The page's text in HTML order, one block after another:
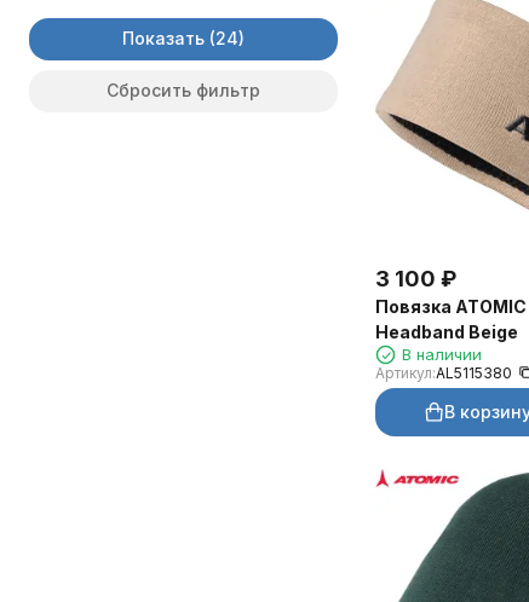
3 100 ₽
Повязка
Headband Beige
В наличии
Артикул:AL5115380
В
Показать
Сбросить фильтр